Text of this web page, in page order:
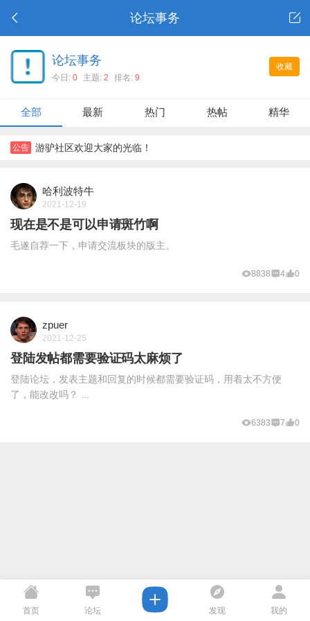
论坛事务
收藏
论坛事务
今日: 0 主题: 2 排名: 9
全部 最新 热门 热帖 精华
公告 游驴社区欢迎大家的光临！
哈利波特牛
2021-12-19
现在是不是可以申请斑竹啊
毛遂自荐一下，申请交流板块的版主。
8838 4 0
zpuer
2021-12-25
登陆发帖都需要验证码太麻烦了
登陆论坛，发表主题和回复的时候都需要验证码，用着太不方便
了，能改改吗？ ...
6383 7 0
首页 论坛 发现 我的